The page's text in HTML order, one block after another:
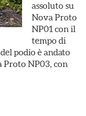
assoluto su
Nova Proto
NP01 con il
tempo di
podio è andato
Proto NP03, con